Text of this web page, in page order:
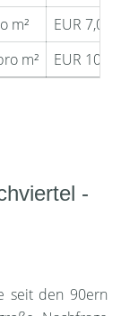
m²
EUR 7,00
m²
EUR
-
seit den 90ern